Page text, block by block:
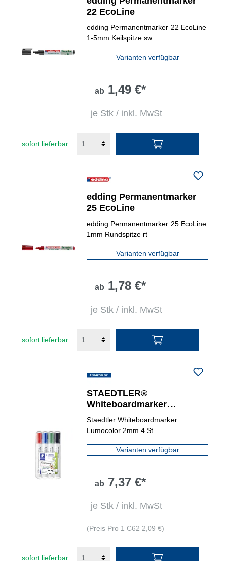
22 EcoLine
edding Permanentmarker 22 EcoLine
1-5mm Keilspitze sw
Varianten verfügbar
ab 1,49 €*
je Stk / inkl. MwSt
sofort lieferbar
edding Permanentmarker
25 EcoLine
edding Permanentmarker 25 EcoLine
1mm Rundspitze rt
Varianten verfügbar
ab 1,78 €*
je Stk / inkl. MwSt
sofort lieferbar
STAEDTLER®
Whiteboardmarker
Lumocolor® 351 4 St./Pack.
Staedtler Whiteboardmarker
Lumocolor 2mm 4 St.
Varianten verfügbar
ab 7,37 €*
je Stk / inkl. MwSt
(Preis Pro 1 C62 2,09 €)
sofort lieferbar